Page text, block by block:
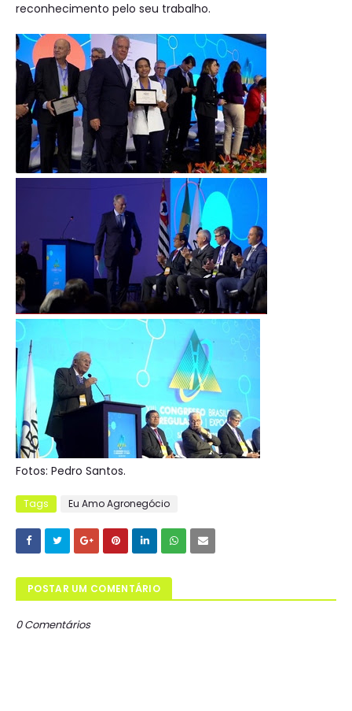
reconhecimento pelo seu trabalho.
Fotos: Pedro Santos.
Tags Eu Amo Agronegócio
POSTAR UM COMENTÁRIO
0 Comentários